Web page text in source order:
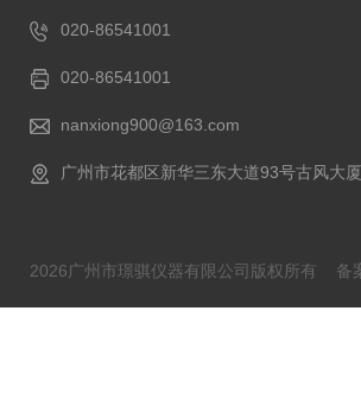
020-86541001
020-86541001
nanxiong900@163.com
广州市花都区新华三东大道93号古风大
2026广州市璟骐仪器有限公司版权所有 备